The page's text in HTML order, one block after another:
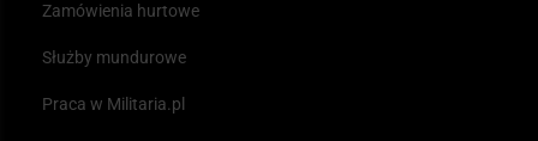
Zamówienia hurtowe
Służby mundurowe
Praca w Militaria.pl